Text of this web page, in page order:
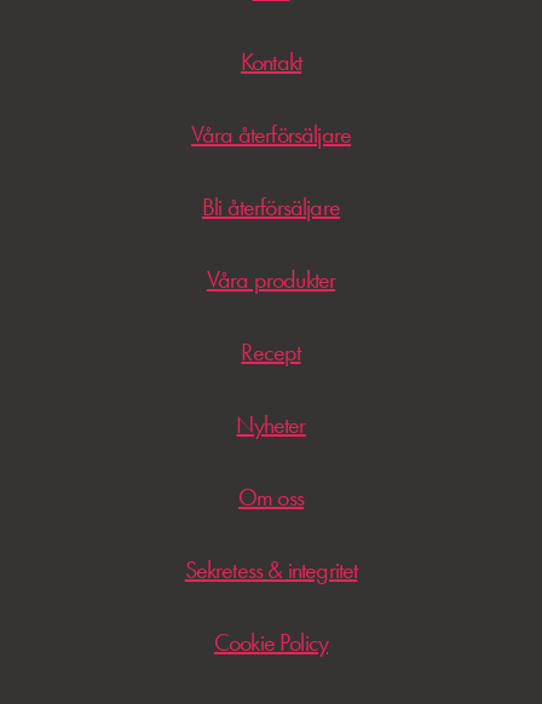
Kontakt
Våra återförsäljare
Bli återförsäljare
Våra produkter
Recept
Nyheter
Om oss
Sekretess & integritet
Cookie Policy